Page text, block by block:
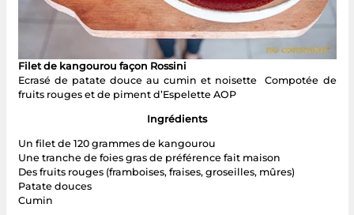
Filet de kangourou façon Rossini
Ecrasé de patate douce au cumin et noisette Compotée de
fruits rouges et de piment d’Espelette AOP
Ingrédients
Un filet de 120 grammes de kangourou
Une tranche de foies gras de préférence fait maison
Des fruits rouges (framboises, fraises, groseilles, mûres)
Patate douces
Cumin